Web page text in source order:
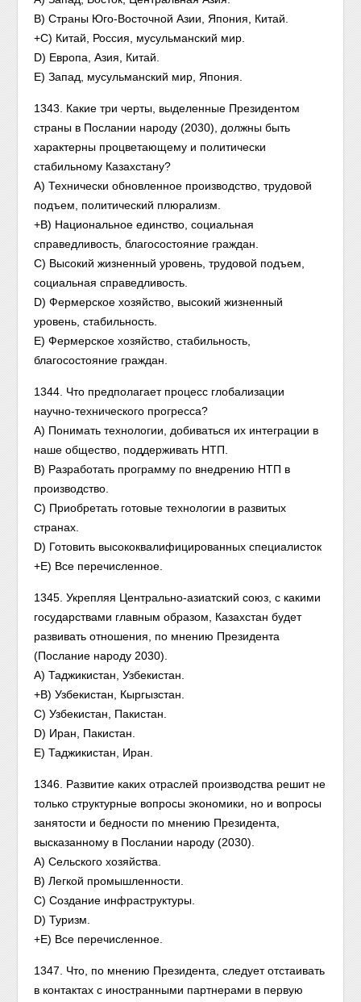
В) Страны Юго-Восточной Азии, Япония, Китай.
+С) Китай, Россия, мусульманский мир.
D) Европа, Азия, Китай.
Е) Запад, мусульманский мир, Япония.
1343. Какие три черты, выделенные Президентом
страны в Послании народу (2030), должны быть
характерны процветающему и политически
стабильному Казахстану?
А) Технически обновленное производство, трудовой
подъем, политический плюрализм.
+В) Национальное единство, социальная
справедливость, благосостояние граждан.
С) Высокий жизненный уровень, трудовой подъем,
социальная справедливость.
D) Фермерское хозяйство, высокий жизненный
уровень, стабильность.
Е) Фермерское хозяйство, стабильность,
благосостояние граждан.
1344. Что предполагает процесс глобализации
научно-технического прогресса?
А) Понимать технологии, добиваться их интеграции в
наше общество, поддерживать НТП.
В) Разработать программу по внедрению НТП в
производство.
С) Приобретать готовые технологии в развитых
странах.
D) Готовить высококвалифицированных специалисток
+Е) Все перечисленное.
1345. Укрепляя Центрально-азиатский союз, с какими
государствами главным образом, Казахстан будет
развивать отношения, по мнению Президента
(Послание народу 2030).
А) Таджикистан, Узбекистан.
+В) Узбекистан, Кыргызстан.
С) Узбекистан, Пакистан.
D) Иран, Пакистан.
Е) Таджикистан, Иран.
1346. Развитие каких отраслей производства решит не
только структурные вопросы экономики, но и вопросы
занятости и бедности по мнению Президента,
высказанному в Послании народу (2030).
A) Сельского хозяйства.
В) Легкой промышленности.
С) Создание инфраструктуры.
D) Туризм.
+Е) Все перечисленное.
1347. Что, по мнению Президента, следует отстаивать
в контактах с иностранными партнерами в первую